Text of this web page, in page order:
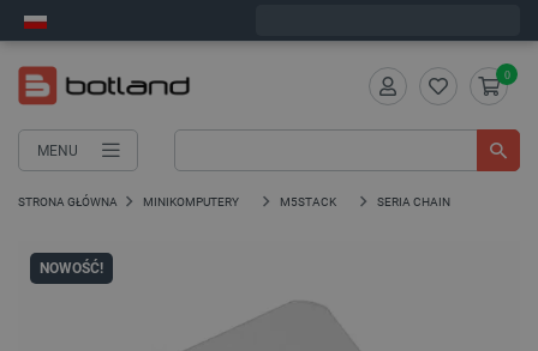
MENU
0
STRONA GŁÓWNA MINIKOMPUTERY M5STACK SERIA CHAIN
NOWOŚĆ!